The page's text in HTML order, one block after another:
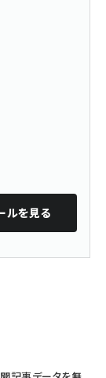
ルを見る